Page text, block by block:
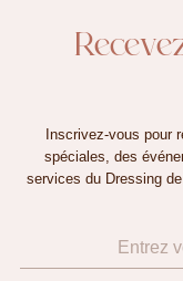
Inscrivez-vous pour
spéciales, des
services du Dressing